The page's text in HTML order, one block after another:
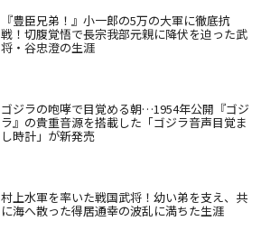
『豊臣兄弟！』小一郎の5万の大軍に徹底抗
戦！切腹覚悟で長宗我部元親に降伏を迫った武
将・谷忠澄の生涯
ゴジラの咆哮で目覚める朝…1954年公開『ゴジ
ラ』の貴重音源を搭載した「ゴジラ音声目覚ま
し時計」が新発売
村上水軍を率いた戦国武将！幼い弟を支え、共
に海へ散った得居通幸の波乱に満ちた生涯